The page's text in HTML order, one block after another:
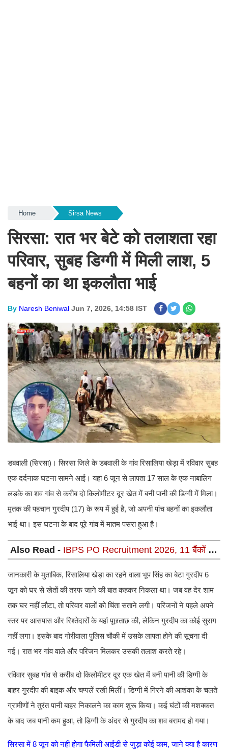
Home Sirsa News
सिरसा: रात भर बेटे को तलाशता रहा
परिवार, सुबह डिग्गी में मिली लाश, 5
बहनों का था इकलौता भाई
By Naresh Beniwal Jun 7, 2026, 14:58 IST
डबवाली (सिरसा)। सिरसा जिले के डबवाली के गांव रिसालिया खेड़ा में रविवार सुबह
एक दर्दनाक घटना सामने आई। यहां 6 जून से लापता 17 साल के एक नाबालिग
लड़के का शव गांव से करीब दो किलोमीटर दूर खेत में बनी पानी की डिग्गी में मिला।
मृतक की पहचान गुरदीप (17) के रूप में हुई है, जो अपनी पांच बहनों का इकलौता
भाई था। इस घटना के बाद पूरे गांव में मातम पसरा हुआ है।
Also Read - IBPS PO Recruitment 2026, 11 बैंकों में
7365 PO/MT पदों पर भर्ती, जानें पूरी पात्रता, चयन प्रक्रिया
और सैलरी
जानकारी के मुताबिक, रिसालिया खेड़ा का रहने वाला भूप सिंह का बेटा गुरदीप 6
जून को घर से खेतों की तरफ जाने की बात कहकर निकला था। जब वह देर शाम
तक घर नहीं लौटा, तो परिवार वालों को चिंता सताने लगी। परिजनों ने पहले अपने
स्तर पर आसपास और रिश्तेदारों के यहां पूछताछ की, लेकिन गुरदीप का कोई सुराग
नहीं लगा। इसके बाद गोरीवाला पुलिस चौकी में उसके लापता होने की सूचना दी
गई। रात भर गांव वाले और परिजन मिलकर उसकी तलाश करते रहे।
रविवार सुबह गांव से करीब दो किलोमीटर दूर एक खेत में बनी पानी की डिग्गी के
बाहर गुरदीप की बाइक और चप्पलें रखी मिलीं। डिग्गी में गिरने की आशंका के चलते
ग्रामीणों ने तुरंत पानी बाहर निकालने का काम शुरू किया। कई घंटों की मशक्कत
के बाद जब पानी कम हुआ, तो डिग्गी के अंदर से गुरदीप का शव बरामद हो गया।
सिरसा में 8 जून को नहीं होगा फैमिली आईडी से जुड़ा कोई काम, जाने क्या है कारण